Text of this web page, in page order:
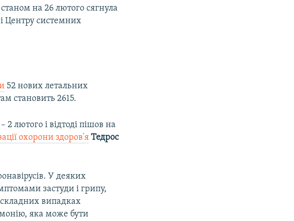
на 26 лютого сягнула
Центру системних
52 нових летальних
становить 2615.
2 лютого і відтоді пішов на
охорони здоров'я Тедрос
У деяких
застуди і грипу,
випадках
яка може бути